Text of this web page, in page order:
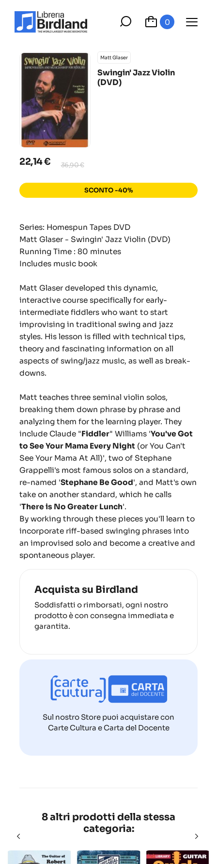
0
Matt Glaser
Swingin' Jazz Violin
(DVD)
22,14 € 36,90 €
SCONTO -40%
Series: Homespun Tapes DVD
Matt Glaser - Swingin' Jazz Violin (DVD)
Running Time : 80 minutes
Includes music book
Matt Glaser developed this dynamic,
interactive course specifically for early-
intermediate fiddlers who want to start
improvising in traditional swing and jazz
styles. His lesson is filled with technical tips,
theory and fascinating information on all
aspects of swing/jazz music, as well as break-
downs.
Matt teaches three seminal violin solos,
breaking them down phrase by phrase and
analyzing them for the learning player. They
include Claude "Fiddler" Williams 'You've Got
to See Your Mama Every Night (or You Can't
See Your Mama At All)', two of Stephane
Grappelli's most famous solos on a standard,
re-named 'Stephane Be Good', and Matt's own
take on another standard, which he calls
'There is No Greater Lunch'.
By working through these pieces you'll learn to
incorporate riff-based swinging phrases into
an improvised solo and become a creative and
spontaneous player.
Acquista su Birdland
Soddisfatti o rimborsati, ogni nostro
prodotto è con consegna immediata e
garantita.
Sul nostro Store puoi acquistare con
Carte Cultura e Carta del Docente
8 altri prodotti della stessa
categoria: